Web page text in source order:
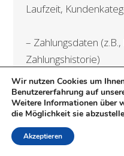
Laufzeit,
– Zahlungsdaten
Zahlungshistorie)
von unseren
Geschäftspartner
vertraglicher
Kundenpflege,
Wir nutzen Cookies um
Benutzererfahrung auf
Weitere Informationen über
die Möglichkeit sie
Akzeptieren